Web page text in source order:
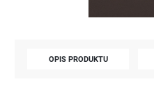
OPIS PRODUKTU